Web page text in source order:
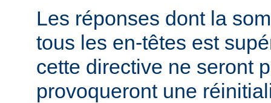
Les réponses dont la
tous les en-têtes est
cette directive ne seront
provoqueront une